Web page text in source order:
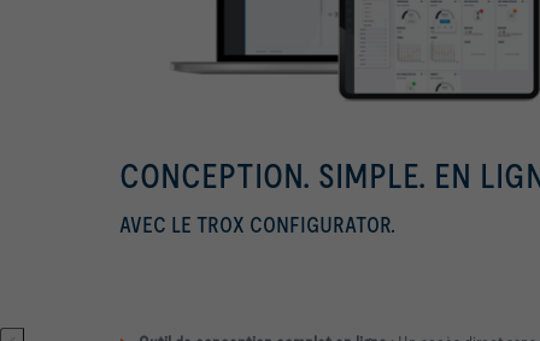
CONCEPTION. SIMPLE. EN
AVEC LE TROX CONFIGURATOR.